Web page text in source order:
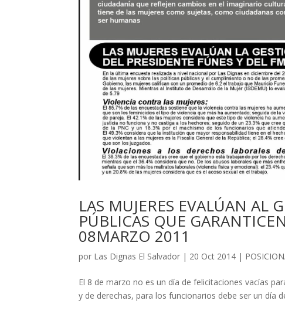
LAS MUJERES EVALÚAN AL
PÚBLICAS QUE
08MARZO 2011
por Las Dignas El Salvador | 20 Oct 2014 |
El 8 de marzo no es un día de felicitaciones vacías
y de derechas, para los funcionarios debe ser un día